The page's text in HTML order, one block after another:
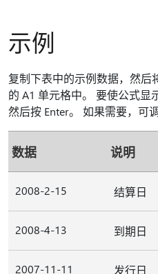
示例
复制下表中的示例数据，然后
的 A1 单元格中。 要使公式显
然后按 Enter。 如果需要，可
数据 说明
2008-2-15 结算日
2008-4-13 到期日
2007-11-11 发行日